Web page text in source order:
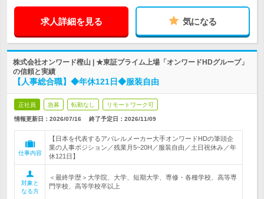
求人詳細を見る 気になる
株式会社オンワード樫山 | ★東証プライム上場「オンワードHDグループ」
の信頼と実績
【人事総合職】◆年休121日◆服装自由
正社員 急募 転勤なし リモートワーク可
情報更新日：2026/07/16 終了予定日： 2026/11/09
仕事内容
【日本を代表するアパレルメーカー大手オンワードHDの筆頭企
業の人事ポジション／残業月5~20H／服装自由／土日祝休み／年
休121日】
対象と
なる方
＜最終学歴＞大学院、大学、短期大学、専修・各種学校、高等専
門学校、高等学校卒以上